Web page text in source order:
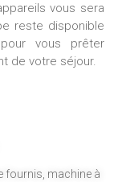
vous sera
reste disponible
vous prêter
de votre séjour.
fournis, machine à